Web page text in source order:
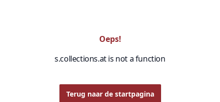
Oeps!
s.collections.at is not a function
Terug naar de startpagina